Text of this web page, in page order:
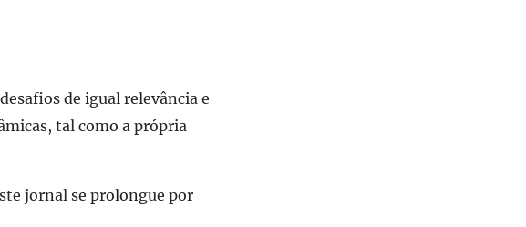
de igual relevância e
tal como a própria
jornal se prolongue por